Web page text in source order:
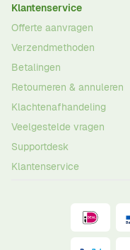
Klantenservice
Offerte aanvragen
Verzendmethoden
Betalingen
Retourneren & annuleren
Klachtenafhandeling
Veelgestelde vragen
Supportdesk
Klantenservice